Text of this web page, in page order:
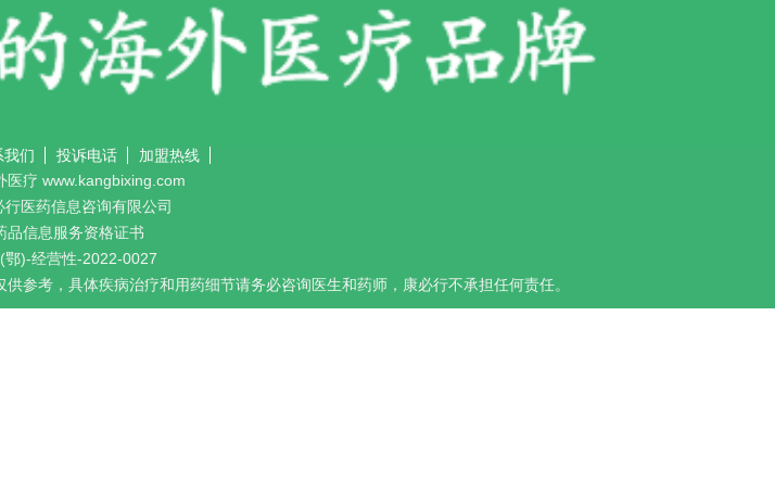
我们 投诉电话
加盟热线
医疗 www.kangbixing.com
行医药信息咨询有限公司
品信息服务资格证书
鄂)-经营性-2022-0027
参考，具体疾病治疗和用药细节请务必咨询医生和药师，康必行不承担任何责任。